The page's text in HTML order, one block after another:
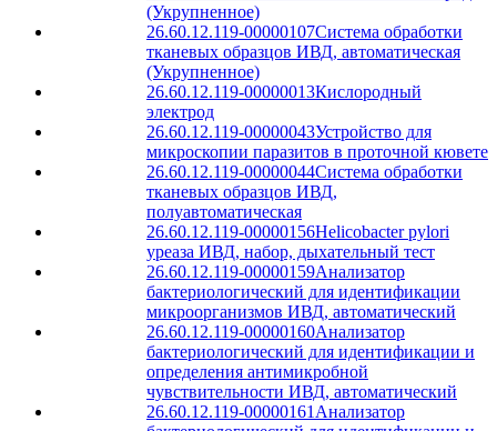
(Укрупненное)
26.60.12.119-00000107Система обработки
тканевых образцов ИВД, автоматическая
(Укрупненное)
26.60.12.119-00000013Кислородный
электрод
26.60.12.119-00000043Устройство для
микроскопии паразитов в проточной кювете
26.60.12.119-00000044Система обработки
тканевых образцов ИВД,
полуавтоматическая
26.60.12.119-00000156Helicobacter pylori
уреаза ИВД, набор, дыхательный тест
26.60.12.119-00000159Анализатор
бактериологический для идентификации
микроорганизмов ИВД, автоматический
26.60.12.119-00000160Анализатор
бактериологический для идентификации и
определения антимикробной
чувствительности ИВД, автоматический
26.60.12.119-00000161 Анализатор